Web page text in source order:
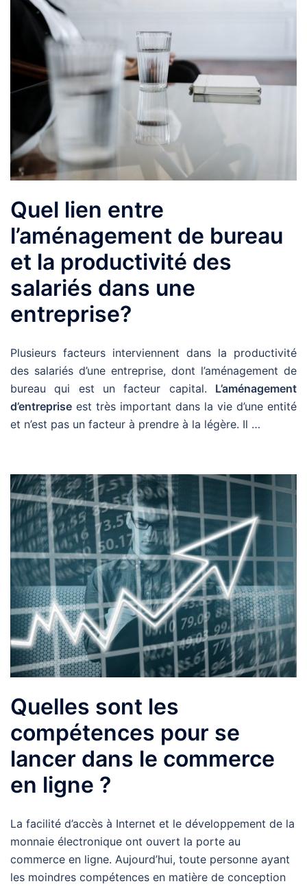
Quel lien entre
l’aménagement de bureau
et la productivité des
salariés dans une
entreprise?
Plusieurs facteurs interviennent dans la productivité
des salariés d’une entreprise, dont l’aménagement de
bureau qui est un facteur capital. L’aménagement
d’entreprise est très important dans la vie d’une entité
et n’est pas un facteur à prendre à la légère. Il …
Quelles sont les
compétences pour se
lancer dans le commerce
en ligne ?
La facilité d’accès à Internet et le développement de la
monnaie électronique ont ouvert la porte au
commerce en ligne. Aujourd’hui, toute personne ayant
les moindres compétences en matière de conception